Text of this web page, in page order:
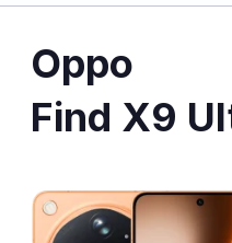
Oppo
Find X9